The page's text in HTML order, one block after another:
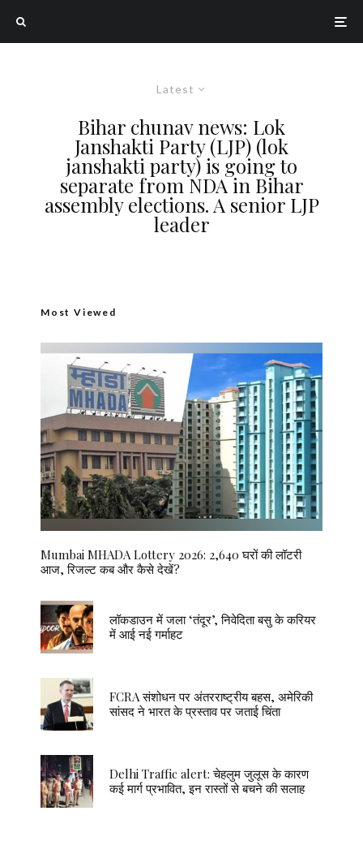
Latest
Bihar chunav news: Lok
Janshakti Party (LJP) (lok
janshakti party) is going to
separate from NDA in Bihar
assembly elections. A senior LJP
leader
Most Viewed
Mumbai MHADA Lottery 2026: 2,640 घरों की लॉटरी
आज, रिजल्ट कब और कैसे देखें?
लॉकडाउन में जला ‘तंदूर’, निवेदिता बसु के करियर
में आई नई गर्माहट
FCRA संशोधन पर अंतरराष्ट्रीय बहस, अमेरिकी
सांसद ने भारत के प्रस्ताव पर जताई चिंता
Delhi Traffic alert: चेहलुम जुलूस के कारण
कई मार्ग प्रभावित, इन रास्तों से बचने की सलाह